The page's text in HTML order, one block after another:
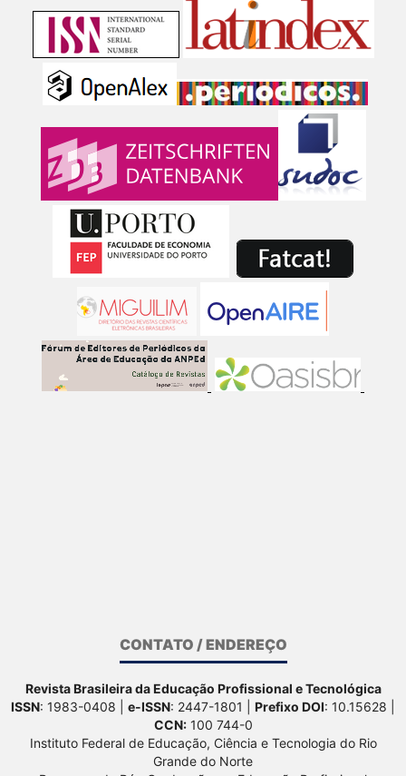
CONTATO / ENDEREÇO
Revista Brasileira da Educação Profissional e Tecnológica
ISSN: 1983-0408 | e-ISSN: 2447-1801 | Prefixo DOI: 10.15628 |
CCN:100 744-0
Instituto Federal de Educação, Ciência e Tecnologia do Rio
Grande do Norte